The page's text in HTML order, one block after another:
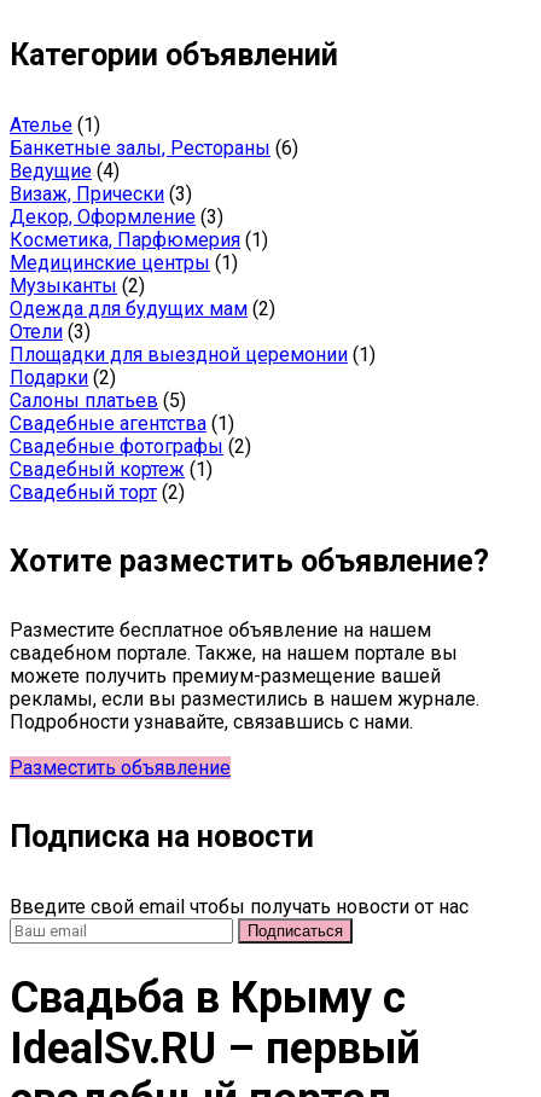
Категории объявлений
Ателье (1)
Банкетные залы, Рестораны (6)
Ведущие (4)
Визаж, Прически (3)
Декор, Оформление (3)
Косметика, Парфюмерия (1)
Медицинские центры (1)
Музыканты (2)
Одежда для будущих мам (2)
Отели (3)
Площадки для выездной церемонии (1)
Подарки (2)
Салоны платьев (5)
Свадебные агентства (1)
Свадебные фотографы (2)
Свадебный кортеж (1)
Свадебный торт (2)
Хотите разместить объявление?
Разместите бесплатное объявление на нашем
свадебном портале. Также, на нашем портале вы
можете получить премиум-размещение вашей
рекламы, если вы разместились в нашем журнале.
Подробности узнавайте, связавшись с нами.
Разместить объявление
Подписка на новости
Введите свой email чтобы получать новости от нас
Свадьба в Крыму c
IdealSv.RU – первый